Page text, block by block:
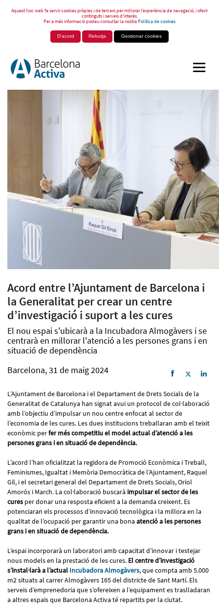
Aquest lloc web fa servir cookies pròpies i de tercers per millorar l’experiència de navegació, i oferir
continguts i serveis d’interès.
Per a més informació podeu consultar la nostraPolítica de cookies
D'acord Rebutja Gestionar cookies
Acord entre l’Ajuntament de Barcelona i
la Generalitat per crear un centre
d’investigació i suport a les cures
El nou espai s'ubicarà a la Incubadora Almogàvers i se
centrarà en millorar l'atenció a les persones grans i en
situació de dependència
Barcelona, 31 de maig 2024
L’Ajuntament de Barcelona i el Departament de Drets Socials de la
Generalitat de Catalunya han signat avui un protocol de col·laboració
amb l’objectiu d’impulsar un nou centre enfocat al sector de
l’economia de les cures. Les dues institucions treballaran amb el teixit
econòmic perfer més competitiu el model actual d’atenció a les
persones grans i en situació de dependència.
L’acord l’han oficialitzat la regidora de Promoció Econòmica i Treball,
Feminismes, Igualtat i Memòria Democràtica de l’Ajuntament, Raquel
Gil, i el secretari general del Departament de Drets Socials, Oriol
Amorós i March. La col·laboració buscarà impulsar el sector de les
cures per donar una resposta eficient a la demanda creixent. Es
potenciaran els processos d’innovació tecnològica i la millora en la
qualitat de l’ocupació per garantir una bona atenció a les persones
grans i en situació de dependència.
L’espai incorporarà un laboratori amb capacitat d’innovar i testejar
nous models en la prestació de les cures. El centre d’investigació
s’instal·larà a l’actual Incubadora Almogàvers, que compta amb 5.000
m2 situats al carrer Almogàvers 165 del districte de Sant Martí. Els
serveis d’emprenedoria que s’ofereixen a l’equipament es traslladaran
a altres espais que Barcelona Activa té repartits per la ciutat.